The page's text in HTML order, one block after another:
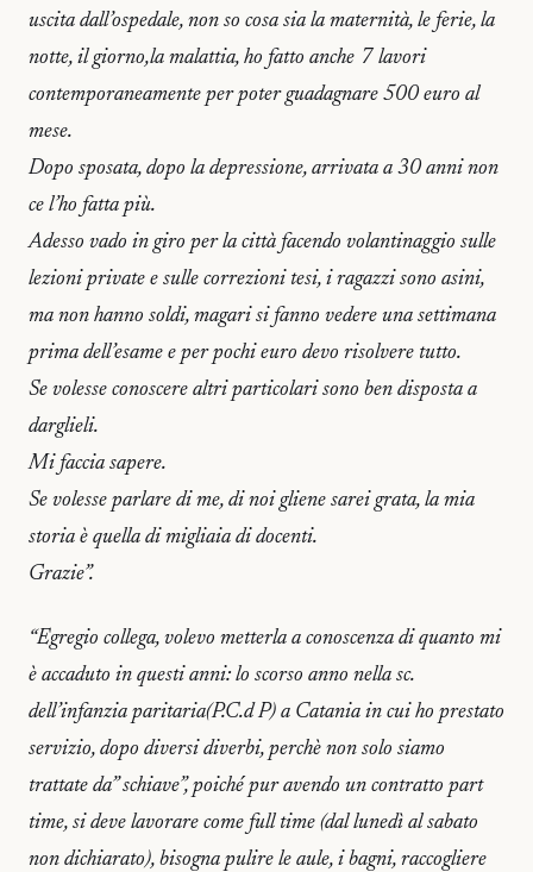
uscita dall’ospedale, non so cosa sia la maternità, le ferie, la
notte, il giorno,la malattia, ho fatto anche 7 lavori
contemporaneamente per poter guadagnare 500 euro al
mese.
Dopo sposata, dopo la depressione, arrivata a 30 anni non
ce l’ho fatta più.
Adesso vado in giro per la città facendo volantinaggio sulle
lezioni private e sulle correzioni tesi, i ragazzi sono asini,
ma non hanno soldi, magari si fanno vedere una settimana
prima dell’esame e per pochi euro devo risolvere tutto.
Se volesse conoscere altri particolari sono ben disposta a
darglieli.
Mi faccia sapere.
Se volesse parlare di me, di noi gliene sarei grata, la mia
storia è quella di migliaia di docenti.
Grazie”.
“Egregio collega, volevo metterla a conoscenza di quanto mi
è accaduto in questi anni: lo scorso anno nella sc.
dell’infanzia paritaria(P.C.d P) a Catania in cui ho prestato
servizio, dopo diversi diverbi, perchè non solo siamo
trattate da” schiave”, poiché pur avendo un contratto part
time, si deve lavorare come full time (dal lunedì al sabato
non dichiarato), bisogna pulire le aule, i bagni, raccogliere